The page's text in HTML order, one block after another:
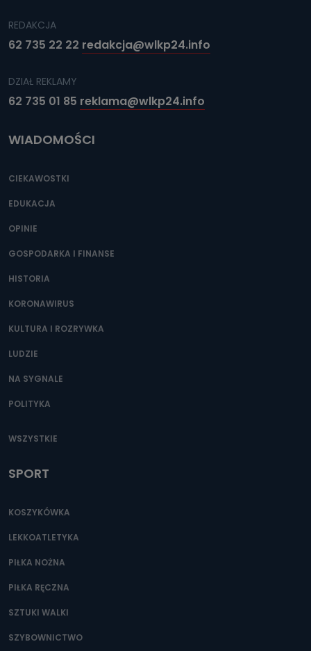
REDAKCJA
62 735 22 22 redakcja@wlkp24.info
DZIAŁ REKLAMY
62 735 01 85 reklama@wlkp24.info
WIADOMOŚCI
CIEKAWOSTKI
EDUKACJA
OPINIE
GOSPODARKA I FINANSE
HISTORIA
KORONAWIRUS
KULTURA I ROZRYWKA
LUDZIE
NA SYGNALE
POLITYKA
WSZYSTKIE
SPORT
KOSZYKÓWKA
LEKKOATLETYKA
PIŁKA NOŻNA
PIŁKA RĘCZNA
SZTUKI WALKI
SZYBOWNICTWO